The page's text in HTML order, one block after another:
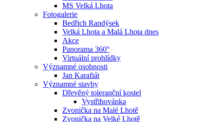
MS Velká Lhota
Fotogalerie
Bedřich Randýsek
Velká Lhota a Malá Lhota dnes
Akce
Panorama 360°
Virtuální prohlídky
Významné osobnosti
Jan Karafiát
Významné stavby
Dřevěný toleranční kostel
Vystřihovánka
Zvonička na Malé Lhotě
Zvonička na Velké Lhotě